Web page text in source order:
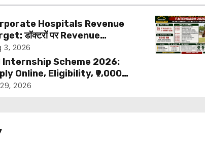
Hospitals Revenue
डॉक्टरों पर Revenue
थोपने के खिलाफ DMA India का
कदम, NHRC से Suo Motu जांच की
3, 2026
Internship Scheme 2026:
Online, Eligibility, ₹9,000
Benefits, Selection
2026